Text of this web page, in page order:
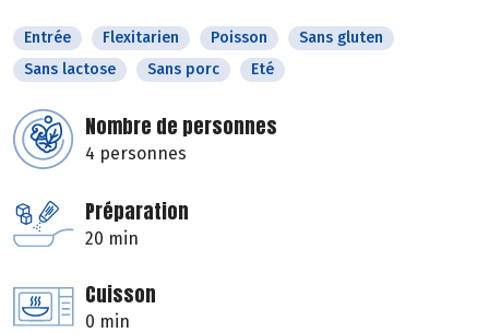
Entrée Flexitarien Poisson
Sans gluten
Sans lactose
Sans porc Eté
Nombre de personnes
4 personnes
Préparation
20 min
Cuisson
0 min